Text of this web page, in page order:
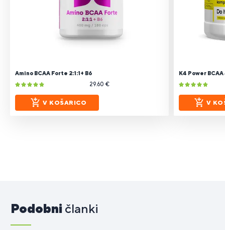
Amino BCAA Forte 2:1:1+ B6
29.60 €
V KOŠARICO
K4 Power
V
Podobni članki